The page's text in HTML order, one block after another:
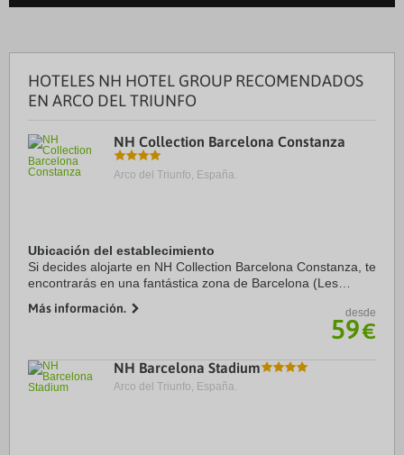
HOTELES NH HOTEL GROUP RECOMENDADOS
EN ARCO DEL TRIUNFO
NH Collection Barcelona Constanza
Arco del Triunfo, España.
Ubicación del establecimiento
Si decides alojarte en NH Collection Barcelona Constanza, te
encontrarás en una fantástica zona de Barcelona (Les
Camp Nou y Plaza de Espanya. Además, ...
Más información. desde
59€
NH Barcelona Stadium
Arco del Triunfo, España.